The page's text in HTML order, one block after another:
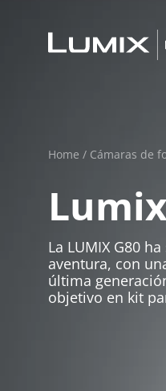
Home / Cámaras de
La LUMIX G80
aventura, con
última
objetivo en kit